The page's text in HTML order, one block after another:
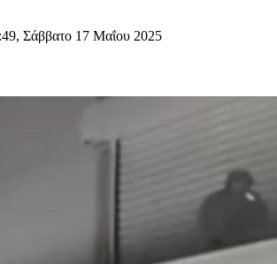
Σάββατο 17 Μαΐου 2025